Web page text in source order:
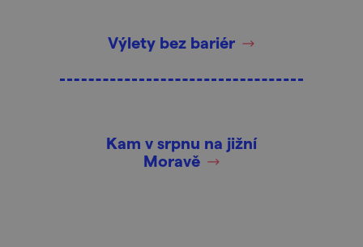
Výlety bez bariér
Kam v srpnu na jižní
Moravě